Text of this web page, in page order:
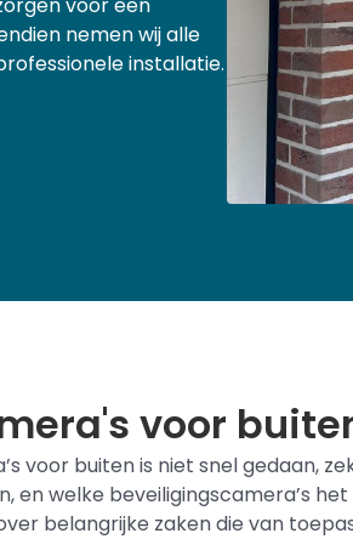
voor een
nemen wij alle
installatie.
voor
voor buiten is niet snel gedaan,
en welke beveiligingscamera’s
belangrijke zaken die van